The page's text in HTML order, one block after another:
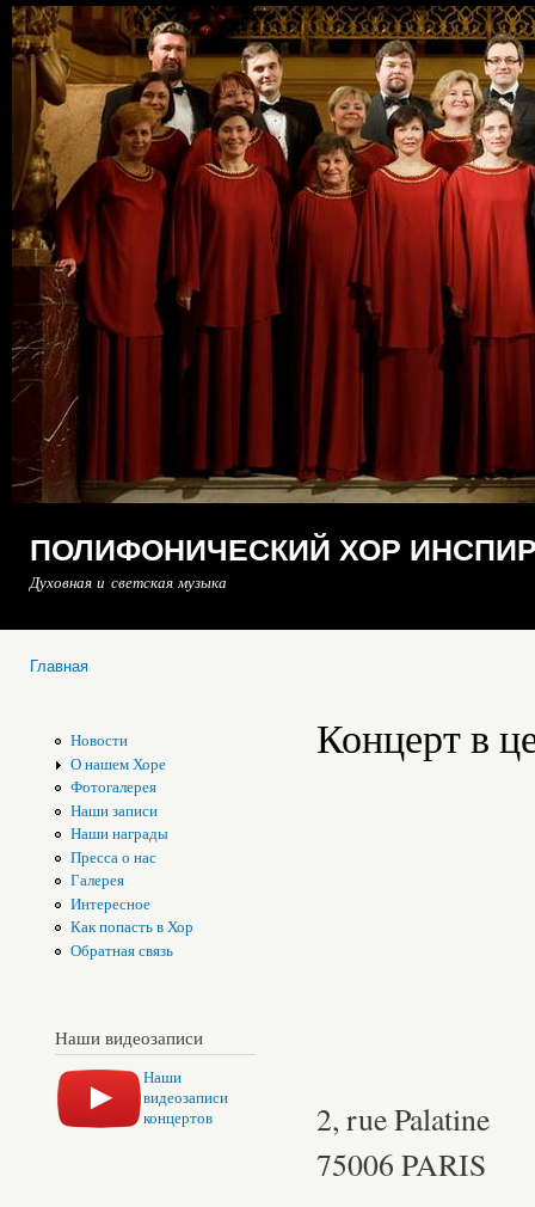
ПОЛИФОНИЧЕСКИЙ ХОР
Духовная и светская музыка
Главная
Новости
О нашем Хоре
Фотогалерея
Наши записи
Наши награды
Пресса о нас
Галерея
Интересное
Как попасть в Хор
Обратная связь
Наши видеозаписи
Наши
видеозаписи
концертов
Концерт в
2, rue Palatine
75006 PARIS